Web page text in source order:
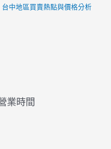
中地區買賣熱點與價格分析
業時間